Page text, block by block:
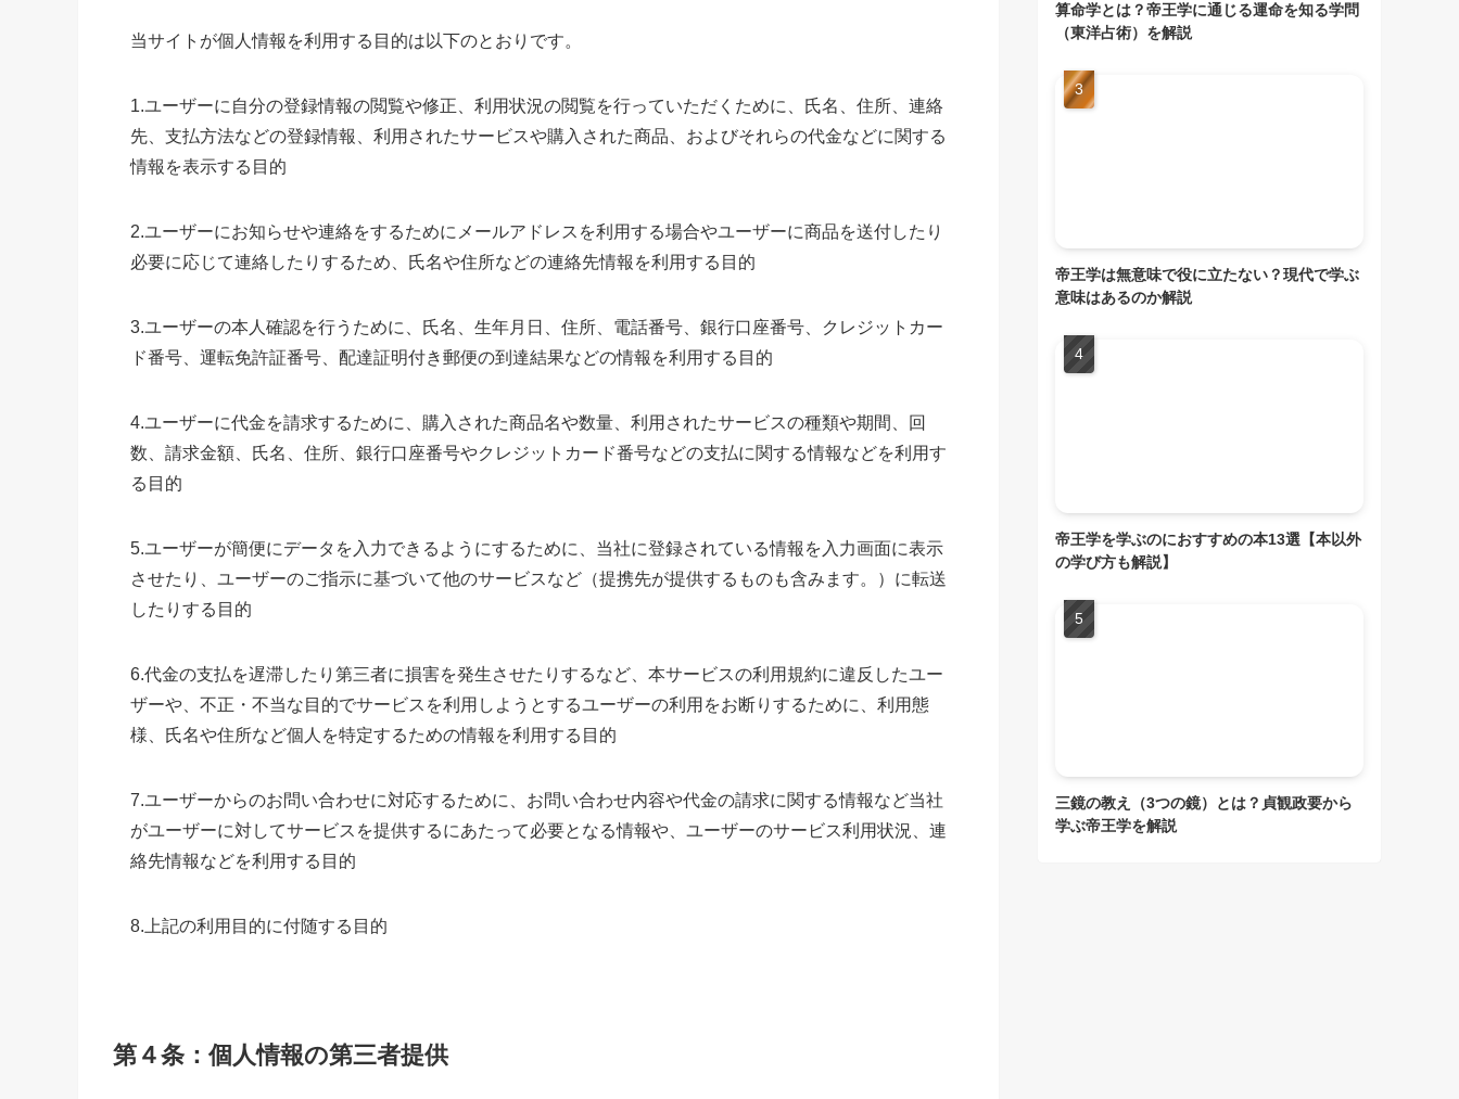
当サイトが個人情報を利用する目的は以下のとおりです。
1.ユーザーに自分の登録情報の閲覧や修正、利用状況の閲覧を行っていただくために、氏名、住所、連絡
先、支払方法などの登録情報、利用されたサービスや購入された商品、およびそれらの代金などに関する
情報を表示する目的
2.ユーザーにお知らせや連絡をするためにメールアドレスを利用する場合やユーザーに商品を送付したり
必要に応じて連絡したりするため、氏名や住所などの連絡先情報を利用する目的
3.ユーザーの本人確認を行うために、氏名、生年月日、住所、電話番号、銀行口座番号、クレジットカー
ド番号、運転免許証番号、配達証明付き郵便の到達結果などの情報を利用する目的
4.ユーザーに代金を請求するために、購入された商品名や数量、利用されたサービスの種類や期間、回
数、請求金額、氏名、住所、銀行口座番号やクレジットカード番号などの支払に関する情報などを利用す
る目的
5.ユーザーが簡便にデータを入力できるようにするために、当社に登録されている情報を入力画面に表示
させたり、ユーザーのご指示に基づいて他のサービスなど（提携先が提供するものも含みます。）に転送
したりする目的
6.代金の支払を遅滞したり第三者に損害を発生させたりするなど、本サービスの利用規約に違反したユー
ザーや、不正・不当な目的でサービスを利用しようとするユーザーの利用をお断りするために、利用態
様、氏名や住所など個人を特定するための情報を利用する目的
7.ユーザーからのお問い合わせに対応するために、お問い合わせ内容や代金の請求に関する情報など当社
がユーザーに対してサービスを提供するにあたって必要となる情報や、ユーザーのサービス利用状況、連
絡先情報などを利用する目的
8.上記の利用目的に付随する目的
第４条：個人情報の第三者提供
算命学とは？帝王学に通じる運命を知る学問
（東洋占術）を解説
帝王学は無意味で役に立たない？現代で学ぶ
意味はあるのか解説
帝王学を学ぶのにおすすめの本13選【本以外
の学び方も解説】
三鏡の教え（3つの鏡）とは？貞観政要から
学ぶ帝王学を解説